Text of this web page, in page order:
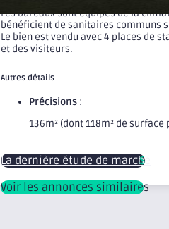
Les bureaux sont équipés de la
bénéficient de sanitaires communs
Le bien est vendu avec 4 places de
et des visiteurs.
Autres détails
Précisions :
136m² (dont 118m² de
La dernière étude de marché
Voir les annonces similaires